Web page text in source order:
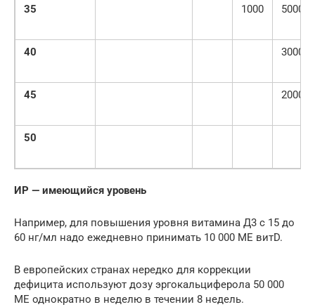
35 1000 5000
40 3000
45 2000
50
ИР — имеющийся уровень
Например, для повышения уровня витамина Д3 c 15 до
60 нг/мл надо ежедневно принимать 10 000 МЕ витD.
В европейских странах нередко для коррекции
дефицита используют дозу эргокальциферола 50 000
МЕ однократно в неделю в течении 8 недель.